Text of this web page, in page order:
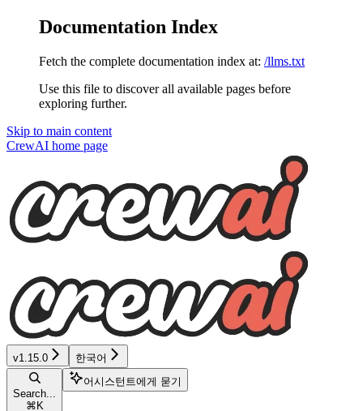
Documentation Index
Fetch the complete documentation index at: /llms.txt
Use this file to discover all available pages before
exploring further.
Skip to main content
CrewAI home page
v1.15.0 한국어
Search...
⌘ K
어시스턴트에게 묻기